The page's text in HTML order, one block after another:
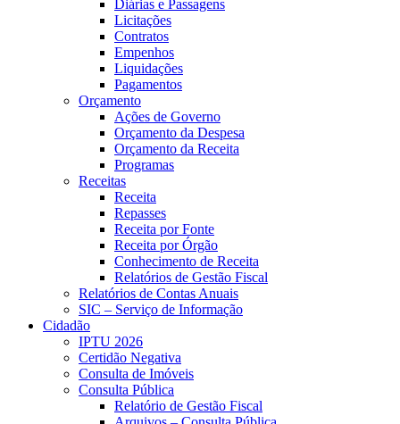
Diárias e Passagens
Licitações
Contratos
Empenhos
Liquidações
Pagamentos
Orçamento
Ações de Governo
Orçamento da Despesa
Orçamento da Receita
Programas
Receitas
Receita
Repasses
Receita por Fonte
Receita por Órgão
Conhecimento de Receita
Relatórios de Gestão Fiscal
Relatórios de Contas Anuais
SIC – Serviço de Informação
Cidadão
IPTU 2026
Certidão Negativa
Consulta de Imóveis
Consulta Pública
Relatório de Gestão Fiscal